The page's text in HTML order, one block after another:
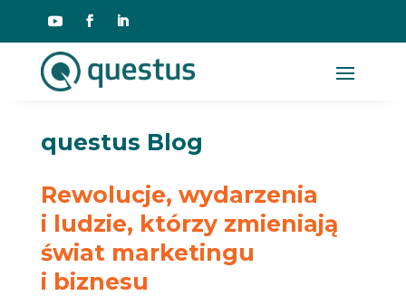
questus Blog
Rewolucje, wydarzenia
i ludzie, którzy zmieniają
świat marketingu
i biznesu